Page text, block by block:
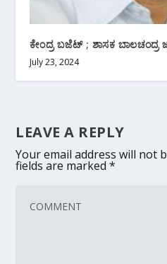
ಕೇಂದ್ರ ಬಜೆಟ್ ; ಶಾಸಕ ಬಾಲಚಂದ್ರ
July 23, 2024
LEAVE A REPLY
Your email address will not
fields are marked*